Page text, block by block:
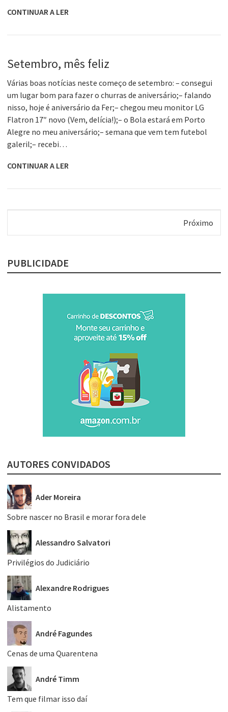
CONTINUAR A LER
Setembro, mês feliz
Várias boas notícias neste começo de setembro: – consegui
um lugar bom para fazer o churras de aniversário;– falando
nisso, hoje é aniversário da Fer;– chegou meu monitor LG
Flatron 17″ novo (Vem, delícia!);– o Bola estará em Porto
Alegre no meu aniversário;– semana que vem tem futebol
galeril;– recebi…
CONTINUAR A LER
Próximo
PUBLICIDADE
AUTORES CONVIDADOS
Ader Moreira
Sobre nascer no Brasil e morar fora dele
Alessandro Salvatori
Privilégios do Judiciário
Alexandre Rodrigues
Alistamento
André Fagundes
Cenas de uma Quarentena
André Timm
Tem que filmar isso daí